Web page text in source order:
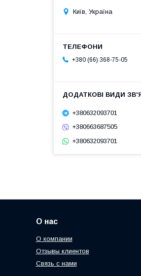
Київ, Україна
+380 (66) 368-75-05
+380632093701
+380663687505
+380632093701
О нас
О компании
Отзывы клиентов
Связь с нами